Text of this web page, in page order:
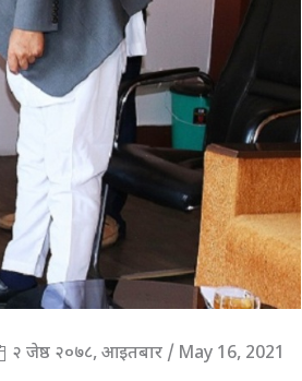
२ जेष्ठ २०७८, आइतबार / May 16, 2021